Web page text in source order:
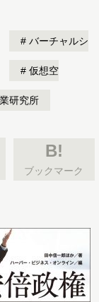
バーチャルシ
仮想空
研究所
B!
ブックマーク